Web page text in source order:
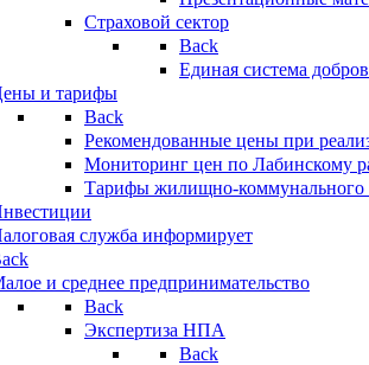
Страховой сектор
Back
Единая система
и тарифы
Back
Рекомендованные цены при
Мониторинг цен по Лабинскому
Тарифы жилищно-коммунального
служба информирует
и среднее предпринимательство
Back
Экспертиза НПА
Back